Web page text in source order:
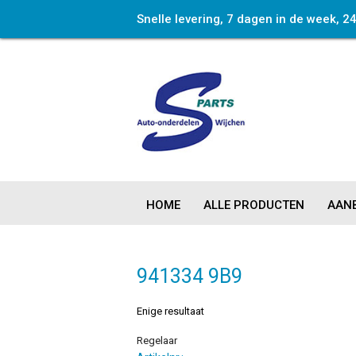
Snelle levering, 7 dagen in de week,
HOME ALLE PRODUCTEN
941334 9B9
Enige resultaat
Regelaar